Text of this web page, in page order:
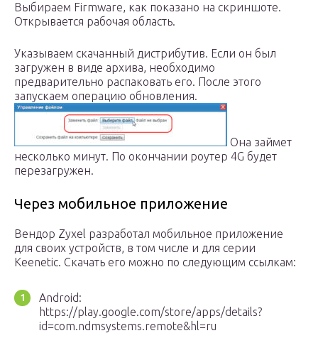
Выбираем Firmware, как показано на скриншоте.
Открывается рабочая область.
Указываем скачанный дистрибутив. Если он был
загружен в виде архива, необходимо
предварительно распаковать его. После этого
запускаем операцию обновления.
Она займет
несколько минут. По окончании роутер 4G будет
перезагружен.
Через мобильное приложение
Вендор Zyxel разработал мобильное приложение
для своих устройств, в том числе и для серии
Keenetic. Скачать его можно по следующим ссылкам:
Android:
https://play.google.com/store/apps/details?
id=com.ndmsystems.remote&hl=ru